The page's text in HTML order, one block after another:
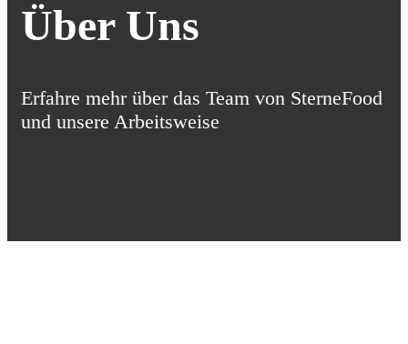
Über Uns
Erfahre mehr über das Team von SterneFood
und unsere Arbeitsweise